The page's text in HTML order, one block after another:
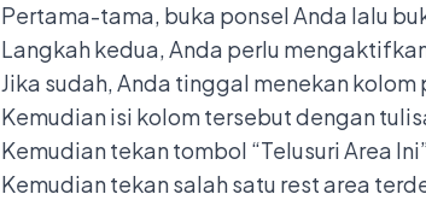
Pertama-tama, buka ponsel Anda lalu
Langkah kedua, Anda perlu
Jika sudah, Anda tinggal menekan
Kemudian isi kolom tersebut dengan
Kemudian tekan tombol “Telusuri Area
Kemudian tekan salah satu rest area